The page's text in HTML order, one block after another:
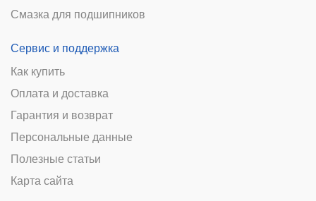
Смазка для подшипников
Сервис и поддержка
Как купить
Оплата и доставка
Гарантия и возврат
Персональные данные
Полезные статьи
Карта сайта